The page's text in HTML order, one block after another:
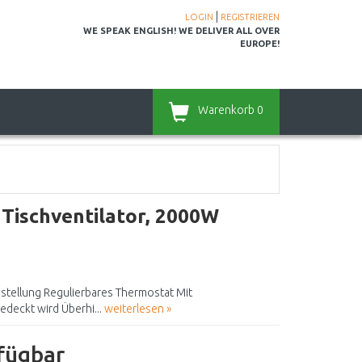
LOGIN
REGISTRIEREN
WE SPEAK ENGLISH! WE DELIVER ALL OVER
EUROPE!
Warenkorb 0
2000W
Regulierbares Thermostat Mit
wird Überhi... weiterlesen »